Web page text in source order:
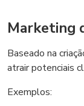
Marketing
Baseado na
atrair potenciais
Exemplos: